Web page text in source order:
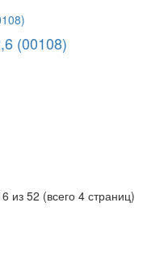
(00108)
из 52 (всего 4 страниц)